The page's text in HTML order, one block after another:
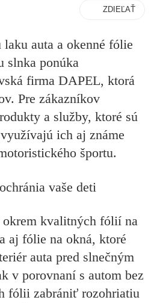
ZDIEĽAŤ
auta a okenné fólie
slnka ponúka
firma DAPEL, ktorá
Pre zákazníkov
a služby, ktoré sú
ich aj známe
športu.
vaše deti
kvalitných fólií na
aj fólie na okná, ktoré
auta pred slnečným
v porovnaní s autom bez
fólii zabrániť rozohriatiu